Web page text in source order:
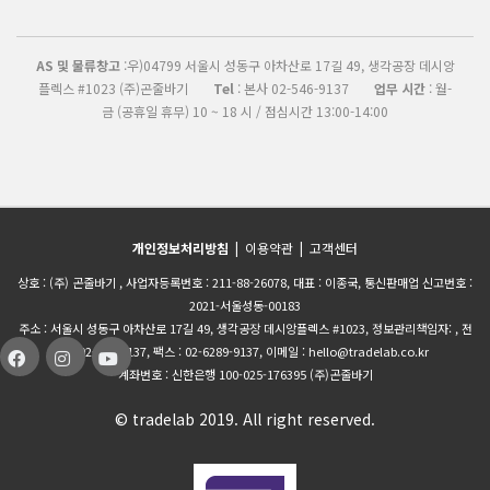
AS 및 물류창고:우)04799 서울시 성동구 아차산로 17길 49, 생각공장 데시앙
플렉스 #1023 (주)곤줄바기
Tel : 본사 02-546-9137 업무 시간 : 월-
금 (공휴일 휴무) 10 ~ 18 시 / 점심시간 13:00-14:00
개인정보처리방침 | 이용약관 | 고객센터
상호 : (주) 곤줄바기 , 사업자등록번호 : 211-88-26078, 대표 : 이종국, 통신판매업 신고번호 :
2021-서울성동-00183
주소 : 서울시 성동구 아차산로 17길 49, 생각공장 데시앙플렉스 #1023, 정보관리책임자: , 전
화 :02-546-9137, 팩스 : 02-6289-9137, 이메일 : hello@tradelab.co.kr
계좌번호 : 신한은행 100-025-176395 (주)곤줄바기
© tradelab 2019. All right reserved.